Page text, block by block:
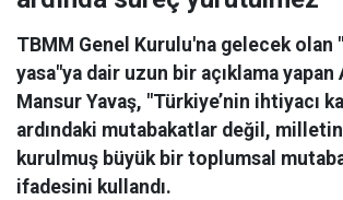
TBMM Genel Kurulu'na gelecek olan
yasa"ya dair uzun bir açıklama yapan
Mansur Yavaş, "Türkiye’nin ihtiyacı
ardındaki mutabakatlar değil,
kurulmuş büyük bir toplumsal
ifadesini kullandı.